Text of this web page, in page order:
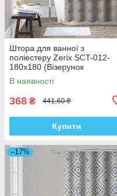
Штора для ванної з
поліестеру Zerix SCT-012-
180x180 (Візерунок
"Райдуга") (ZX4981)
В наявності
368 ₴ 441,60 ₴
Купити
–17%